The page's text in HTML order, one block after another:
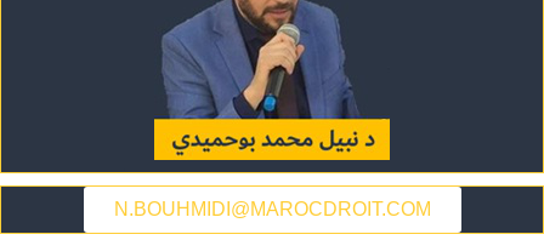
N.BOUHMIDI@MAROCDROIT.COM